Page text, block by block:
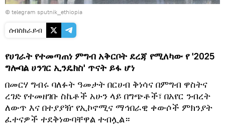
© telegram sputnik_ethiopia
ሰብስክራይብ
የሀገራት የተመጣጠነ ምግብ አቅርቦት ደረጃ የሚለካው የ '2025
ግሎባል ሀንገር ኢንዴክስ' ጥናት ይፋ ሆነ
በመርሃ ግብሩ ባለፉት ዓመታት በርሀብ ቅነሳና በምግብ ዋስትና
ረገድ የተመዘገቡ ስኬቶች አሁን ላይ በግጭቶች፣ በአየር ንብረት
ለውጥ እና በተያያዥ የኢኮኖሚና ማኅበራዊ ቀውሶች ምክንያት
ፈተናዎች ተደቅነውባቸዋል ተብሏል።